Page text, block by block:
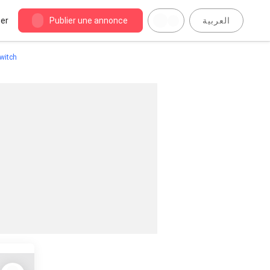
Publier une annonce العربية